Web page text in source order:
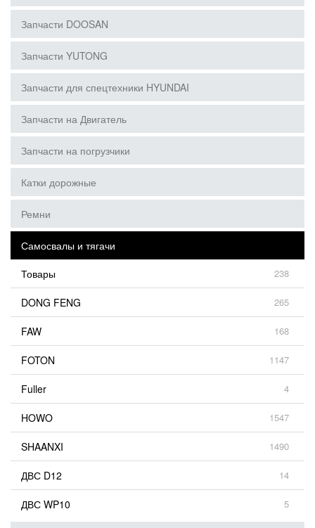
Запчасти DOOSAN
Запчасти YUTONG
Запчасти для спецтехники HYUNDAI
Запчасти на Двигатель
Запчасти на погрузчики
Катки дорожные
Ремни
Самосвалы и тягачи
Товары
238
DONG FENG 265
FAW 168
FOTON 1147
Fuller 4
HOWO 1547
SHAANXI 1490
ДВС D12 14
ДВС WP10 5